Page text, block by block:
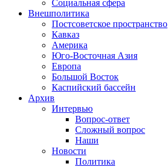
Социальная сфера
Внешполитика
Постсоветское пространство
Кавказ
Америка
Юго-Восточная Азия
Европа
Большой Восток
Каспийский бассейн
Архив
Интервью
Вопрос-ответ
Сложный вопрос
Наши
Новости
Политика